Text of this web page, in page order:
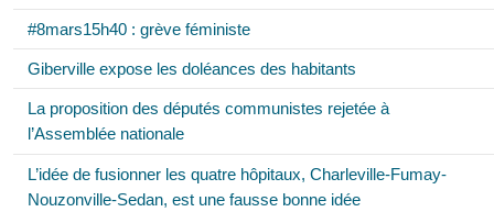
#8mars15h40 : grève féministe
Giberville expose les doléances des habitants
La proposition des députés communistes rejetée à
l’Assemblée nationale
L’idée de fusionner les quatre hôpitaux, Charleville-Fumay-
Nouzonville-Sedan, est une fausse bonne idée